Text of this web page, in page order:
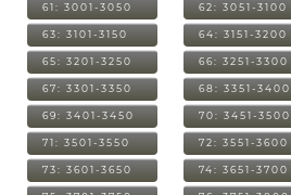
61: 3001-3050 62: 3051-3100
63: 3101-3150 64: 3151-3200
65: 3201-3250 66: 3251-3300
67: 3301-3350 68: 3351-3400
69: 3401-3450 70: 3451-3500
71: 3501-3550 72: 3551-3600
73: 3601-3650 74: 3651-3700